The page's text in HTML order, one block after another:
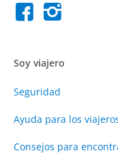
Soy viajero
Seguridad
Ayuda para los
Consejos para